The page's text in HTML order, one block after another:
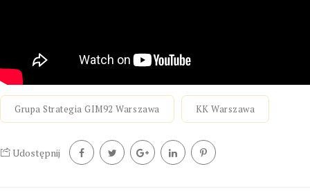
Grupa Strategia GIM92 Warszawa KK Warszawa
Udostępnij